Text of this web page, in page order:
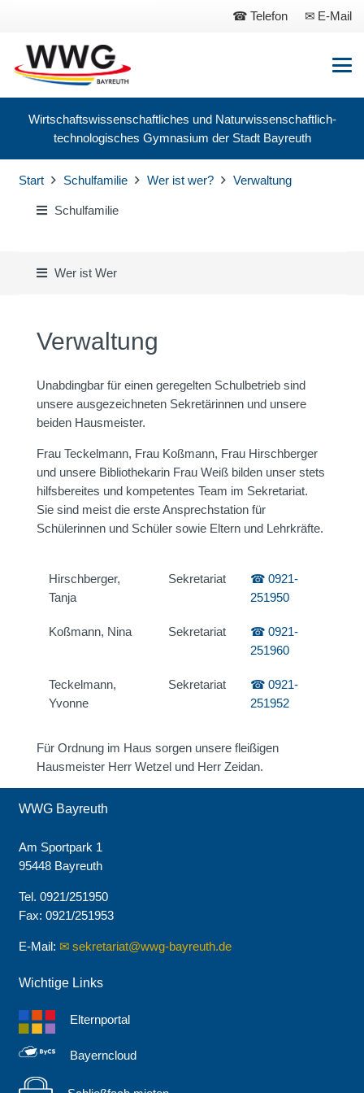
Telefon E-Mail
Wirtschaftswissenschaftliches und Naturwissenschaftlich-
technologisches Gymnasium der Stadt Bayreuth
Start Schulfamilie Wer ist wer? Verwaltung
Schulfamilie
Wer ist Wer
Verwaltung
Unabdingbar für einen geregelten Schulbetrieb sind
unsere ausgezeichneten Sekretärinnen und unsere
beiden Hausmeister.
Frau Teckelmann, Frau Koßmann, Frau Hirschberger
und unsere Bibliothekarin Frau Weiß bilden unser stets
hilfsbereites und kompetentes Team im Sekretariat.
Sie sind meist die erste Ansprechstation für
Schülerinnen und Schüler sowie Eltern und Lehrkräfte.
Hirschberger,
Tanja
Sekretariat
0921-
251950
Koßmann, Nina Sekretariat
0921-
251960
Teckelmann,
Yvonne
Sekretariat
0921-
251952
Für Ordnung im Haus sorgen unsere fleißigen
Hausmeister Herr Wetzel und Herr Zeidan.
WWG Bayreuth
Am Sportpark 1
95448 Bayreuth
Tel. 0921/251950
Fax: 0921/251953
E-Mail: sekretariat@wwg-bayreuth.de
Wichtige Links
Elternportal
Bayerncloud